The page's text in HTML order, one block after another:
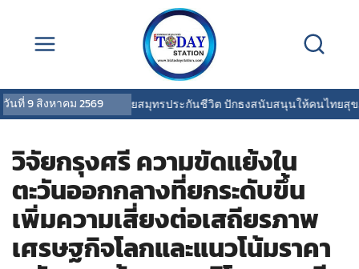
วันที่9 สิงหาคม 2569
OCEAN LIFE ไทยสมุทรประกันชีวิต ปักธงสนับสนุนให้คนไทยสุขภา
วิจัยกรุงศรี ความขัดแย้งใน
ตะวันออกกลางที่ยกระดับขึ้น
เพิ่มความเสี่ยงต่อเสถียรภาพ
เศรษฐกิจโลกและแนวโน้มราคา